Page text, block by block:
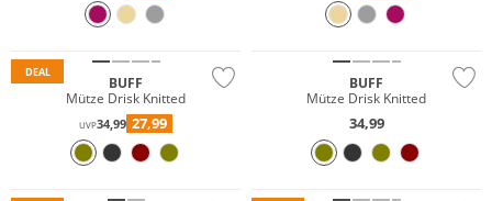
DEAL
BUFF
Mütze Drisk Knitted
UVP34,99 27,99
BUFF
Mütze Drisk Knitted
34,99